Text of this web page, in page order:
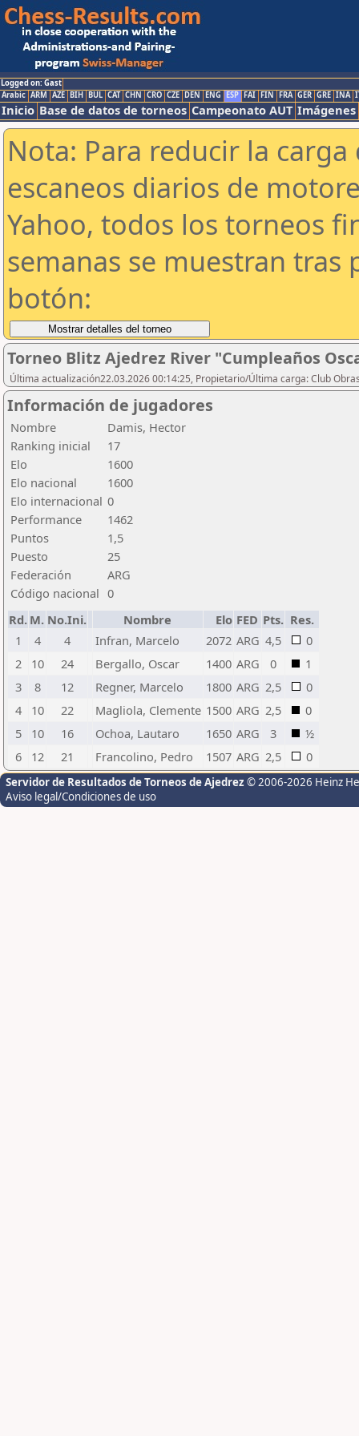
Logged on: Gast
Arabic ARM AZE BIH BUL CAT CHN CRO CZE DEN ENG ESP FAI FIN FRA GER GRE INA
Inicio Base de datos de torneos Campeonato AUT Imágenes
Nota: Para reducir la
escaneos diarios de
Yahoo, todos los torneos
semanas se muestran tras
botón:
Torneo Blitz Ajedrez River "Cumpleaños
Última actualización22.03.2026 00:14:25, Propietario/Última carga: Club
Información de jugadores
Nombre
Damis, Hector
Ranking inicial
17
Elo
1600
Elo nacional
1600
Elo internacional 0
Performance
1462
Puntos
1,5
Puesto
25
Federación
ARG
Código nacional 0
Rd. M. No.Ini. Nombre Elo FED Pts. Res.
1
4 4 Infran, Marcelo 2072 ARG 4,5
0
2
10 24 Bergallo, Oscar 1400 ARG 0
1
3
8 12 Regner, Marcelo 1800 ARG 2,5
0
4
10 22 Magliola, Clemente 1500 ARG 2,5
0
5
10 16 Ochoa, Lautaro 1650 ARG 3
½
6
12 21 Francolino, Pedro 1507 ARG 2,5 0
Servidor de Resultados de Torneos de Ajedrez © 2006-2026 Heinz
Aviso legal/Condiciones de uso